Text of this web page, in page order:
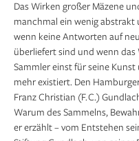
Das Wirken großer Mäzene
manchmal ein wenig abstrakt
wenn keine Antworten auf
überliefert sind und wenn das
Sammler einst für seine
mehr existiert. Den
Franz Christian (F. C.)
Warum des Sammelns,
er erzählt – vom Entstehen